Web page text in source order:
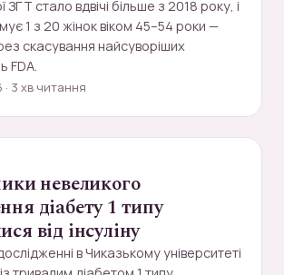
ЗГТ стало вдвічі більше з 2018 року, і
1 з 20 жінок віком 45–54 роки —
скасування найсуворіших
FDA.
3 хв читання
невеликого
діабету 1 типу
від інсуліну
в Чиказькому університеті